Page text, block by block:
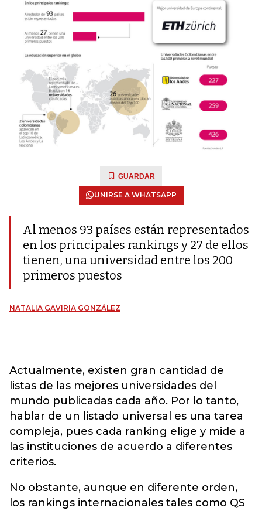
GUARDAR
UNIRSE A WHATSAPP
Al menos 93 países están representados
en los principales rankings y 27 de ellos
tienen, una universidad entre los 200
primeros puestos
NATALIA GAVIRIA GONZÁLEZ
Actualmente, existen gran cantidad de
listas de las mejores universidades del
mundo publicadas cada año. Por lo tanto,
hablar de un listado universal es una tarea
compleja, pues cada ranking elige y mide a
las instituciones de acuerdo a diferentes
criterios.
No obstante, aunque en diferente orden,
los rankings internacionales tales como QS